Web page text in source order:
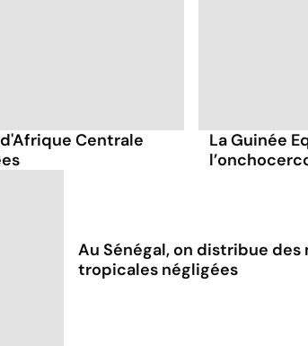
d'Afrique Centrale
La Guinée
Au Sénégal, on distribue
tropicales négligées